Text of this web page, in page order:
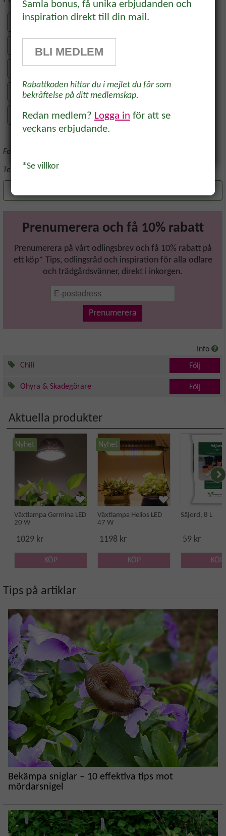
CHILIFRÖER & PAPRIKAFRÖER
BIOLOGISK BEKÄMPNING
KRUKOR & ODLINGSSÄCKAR
Foto: Lena Ljungquist m fl.
Text av:Lena Ljungquist
Prenumerera och få 10% rabatt
Prenumerera på vårt odlingsbrev och få 10% rabatt på
ett köp* Tips, odlingsråd och inspiration för alla odlare
och trädgårdsvänner, direkt i inkorgen.
Prenumerera
Info
Chili
Följ
Ohyra & Skadegörare Följ
Aktuella produkter
Nyhet
Växtlampa Germina LED
20 W
1029 kr
KÖP
Nyhet
Växtlampa Helios LED
47 W
1198 kr
KÖP
Såjord, 8 L
59 kr
KÖP
Tips på artiklar
Bekämpa sniglar – 10 effektiva tips mot
mördarsnigel
rabatt!
få 10% rabatt på ett köp* Tips,
inkorgen.
Samla bonus, få unika erbjudanden och
inspiration direkt till din mail.
BLI MEDLEM
Rabattkoden hittar du i mejlet du får som
bekräftelse på ditt medlemskap.
Redan medlem? Logga in för att se
veckans erbjudande.
*Se villkor